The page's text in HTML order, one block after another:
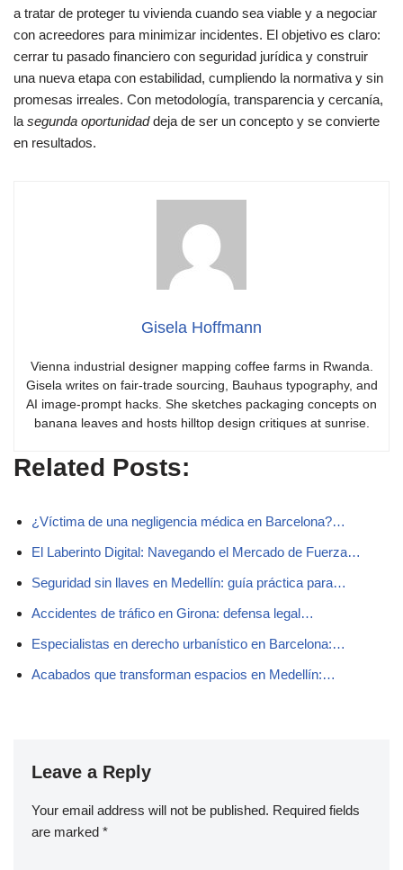
a tratar de proteger tu vivienda cuando sea viable y a negociar
con acreedores para minimizar incidentes. El objetivo es claro:
cerrar tu pasado financiero con seguridad jurídica y construir
una nueva etapa con estabilidad, cumpliendo la normativa y sin
promesas irreales. Con metodología, transparencia y cercanía,
la segunda oportunidaddeja de ser un concepto y se convierte
en resultados.
Gisela Hoffmann
Vienna industrial designer mapping coffee farms in Rwanda.
Gisela writes on fair-trade sourcing, Bauhaus typography, and
AI image-prompt hacks. She sketches packaging concepts on
banana leaves and hosts hilltop design critiques at sunrise.
Related Posts:
¿Víctima de una negligencia médica en Barcelona?…
El Laberinto Digital: Navegando el Mercado de Fuerza…
Seguridad sin llaves en Medellín: guía práctica para…
Accidentes de tráfico en Girona: defensa legal…
Especialistas en derecho urbanístico en Barcelona:…
Acabados que transforman espacios en Medellín:…
Leave a Reply
Your email address will not be published. Required fields
are marked *